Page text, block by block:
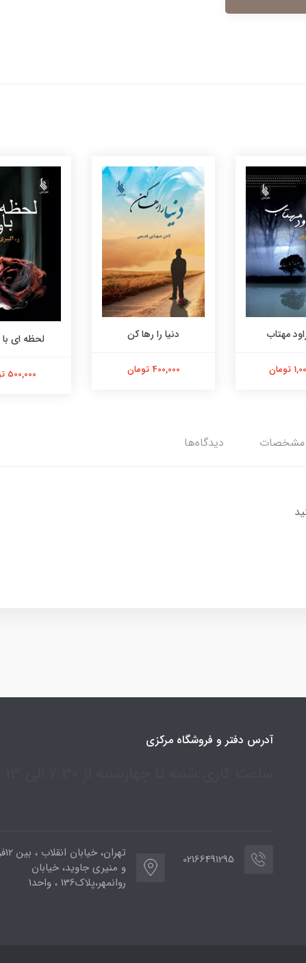
مهتاب دنیا را رها کن
400,000 تومان
لحظه ای
500,000 تومان
مشخصات دیدگاه‌ها
آدرس دفتر و فروشگاه مرکزی
02166491295
و منیری جاوید، خیابان
روانمهر،پلاک136 ، واحد1